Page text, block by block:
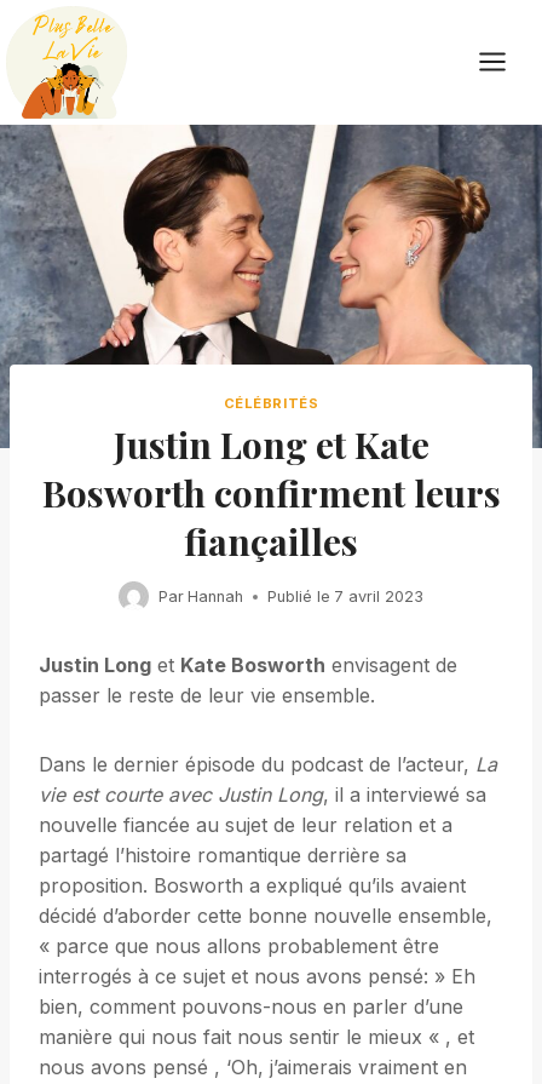
Skip
content
CÉLÉBRITÉS
Justin Long et Kate
Bosworth confirment leurs
fiançailles
Par Hannah Publié le 7 avril 2023
Justin Long et Kate Bosworth envisagent de
passer le reste de leur vie ensemble.
Dans le dernier épisode du podcast de l’acteur, La
vie est courte avec Justin Long, il a interviewé sa
nouvelle fiancée au sujet de leur relation et a
partagé l’histoire romantique derrière sa
proposition. Bosworth a expliqué qu’ils avaient
décidé d’aborder cette bonne nouvelle ensemble,
« parce que nous allons probablement être
interrogés à ce sujet et nous avons pensé: » Eh
bien, comment pouvons-nous en parler d’une
manière qui nous fait nous sentir le mieux « , et
nous avons pensé , ‘Oh, j’aimerais vraiment en